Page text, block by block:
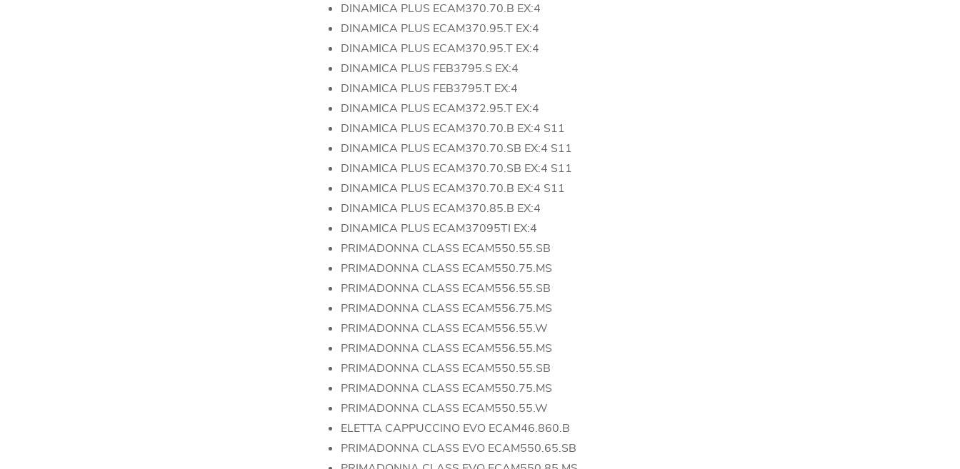
DINAMICA PLUS ECAM370.70.B EX:4
DINAMICA PLUS ECAM370.95.T EX:4
DINAMICA PLUS ECAM370.95.T EX:4
DINAMICA PLUS FEB3795.S EX:4
DINAMICA PLUS FEB3795.T EX:4
DINAMICA PLUS ECAM372.95.T EX:4
DINAMICA PLUS ECAM370.70.B EX:4 S11
DINAMICA PLUS ECAM370.70.SB EX:4 S11
DINAMICA PLUS ECAM370.70.SB EX:4 S11
DINAMICA PLUS ECAM370.70.B EX:4 S11
DINAMICA PLUS ECAM370.85.B EX:4
DINAMICA PLUS ECAM37095TI EX:4
PRIMADONNA CLASS ECAM550.55.SB
PRIMADONNA CLASS ECAM550.75.MS
PRIMADONNA CLASS ECAM556.55.SB
PRIMADONNA CLASS ECAM556.75.MS
PRIMADONNA CLASS ECAM556.55.W
PRIMADONNA CLASS ECAM556.55.MS
PRIMADONNA CLASS ECAM550.55.SB
PRIMADONNA CLASS ECAM550.75.MS
PRIMADONNA CLASS ECAM550.55.W
ELETTA CAPPUCCINO EVO ECAM46.860.B
PRIMADONNA CLASS EVO ECAM550.65.SB